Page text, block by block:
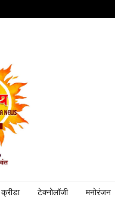
क्रीडा टेक्नोलॉजी मनोरंजन